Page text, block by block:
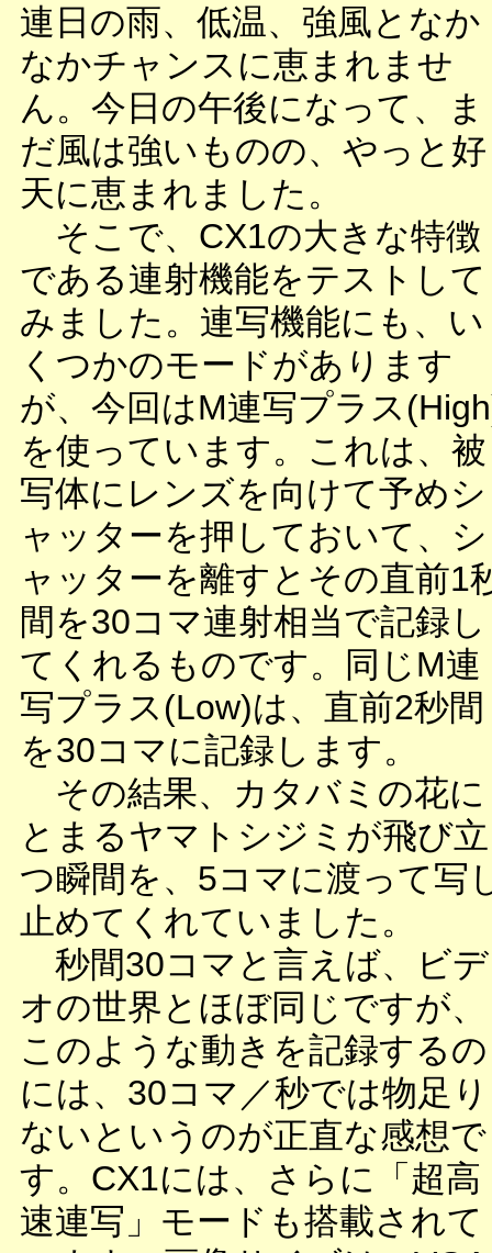
連日の雨、低温、強風となか
なかチャンスに恵まれませ
ん。今日の午後になって、ま
だ風は強いものの、やっと好
天に恵まれました。
そこで、CX1の大きな特徴
である連射機能をテストして
みました。連写機能にも、い
くつかのモードがあります
が、今回はM連写プラス
を使っています。これは、被
写体にレンズを向けて予めシ
ャッターを押しておいて、シ
ャッターを離すとその直前1
間を30コマ連射相当で記録し
てくれるものです。同じM連
写プラス(Low)は、直前2秒間
を30コマに記録します。
その結果、カタバミの花に
とまるヤマトシジミが飛び立
つ瞬間を、5コマに渡って写
止めてくれていました。
秒間30コマと言えば、ビデ
オの世界とほぼ同じですが、
このような動きを記録するの
には、30コマ／秒では物足り
ないというのが正直な感想で
す。CX1には、さらに「超高
速連写」モードも搭載されて